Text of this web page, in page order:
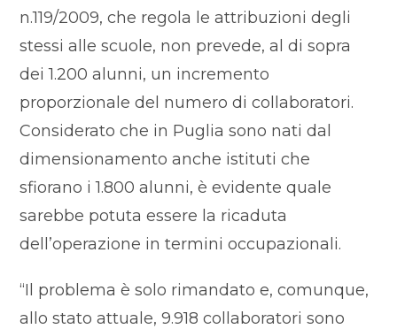
n.119/2009, che regola le attribuzioni degli
stessi alle scuole, non prevede, al di sopra
dei 1.200 alunni, un incremento
proporzionale del numero di collaboratori.
Considerato che in Puglia sono nati dal
dimensionamento anche istituti che
sfiorano i 1.800 alunni, è evidente quale
sarebbe potuta essere la ricaduta
dell’operazione in termini occupazionali.
“Il problema è solo rimandato e, comunque,
allo stato attuale, 9.918 collaboratori sono